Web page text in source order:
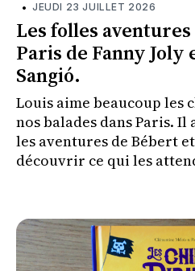
• JEUDI 23 JUILLET 2026
Les folles
Paris de Fanny Joly
Sangió.
Louis aime beaucoup les
nos balades dans Paris.
les aventures de Bébert
découvrir ce qui les